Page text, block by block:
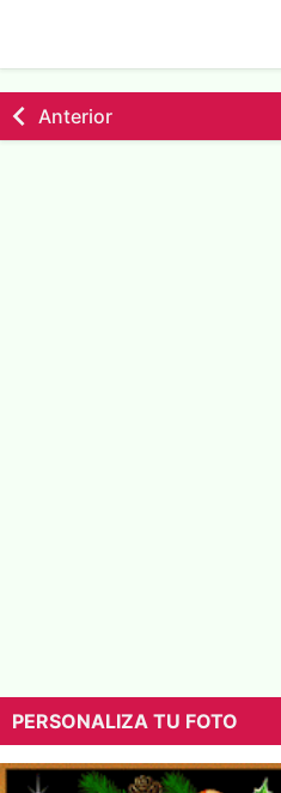
Anterior
PERSONALIZA TU FOTO